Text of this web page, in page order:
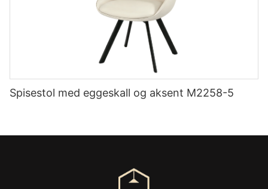
Spisestol med eggeskall og aksent M2258-5